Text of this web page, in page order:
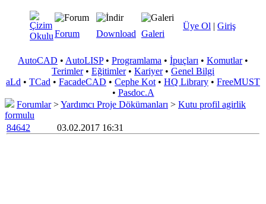
Üye Ol | Giriş
Forum Download Galeri
AutoCAD • AutoLISP• Programlama • İpuçları • Komutlar•
Terimler• Eğitimler• Kariyer• Genel Bilgi
aLd • TCad • FacadeCAD • Cephe Kot • HQ Library • FreeMUST
• Pasdoc.A
Forumlar>Yardımcı Proje Dökümanları > Kutu profil agirlik
formulu
84642
03.02.2017 16:31